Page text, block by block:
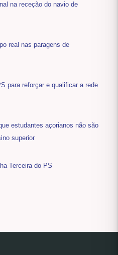
na receção do navio de
real nas paragens de
para reforçar e qualificar a rede
estudantes açorianos não são
superior
Terceira do PS